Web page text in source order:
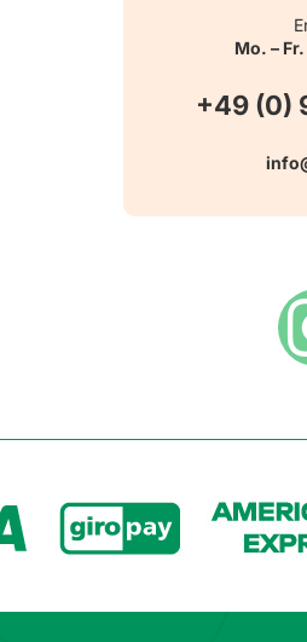
Mo. –
+49 (0)